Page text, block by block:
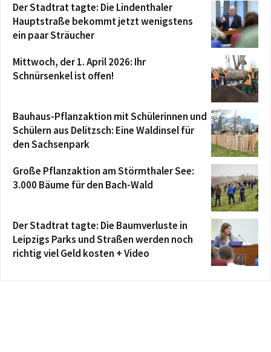
Der Stadtrat tagte: Die Lindenthaler
Hauptstraße bekommt jetzt wenigstens
ein paar Sträucher
Mittwoch, der 1. April 2026: Ihr
Schnürsenkel ist offen!
Bauhaus-Pflanzaktion mit Schülerinnen und
Schülern aus Delitzsch: Eine Waldinsel für
den Sachsenpark
Große Pflanzaktion am Störmthaler See:
3.000 Bäume für den Bach-Wald
Der Stadtrat tagte: Die Baumverluste in
Leipzigs Parks und Straßen werden noch
richtig viel Geld kosten + Video